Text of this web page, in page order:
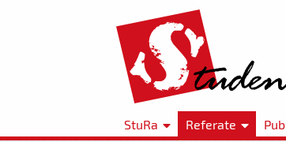
StuRa Referate